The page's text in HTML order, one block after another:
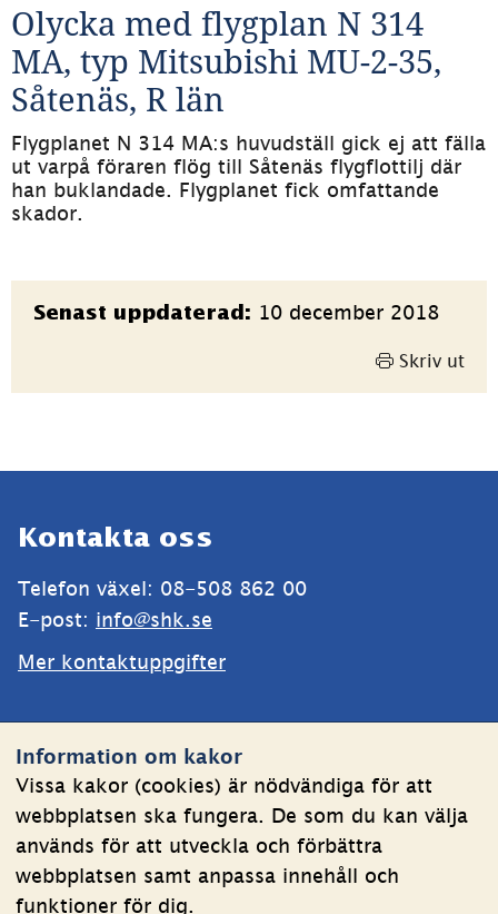
Information om kakor
Vissa kakor (cookies) är nödvändiga för att
webbplatsen ska fungera. De som du kan välja
används för att utveckla och förbättra
webbplatsen samt anpassa innehåll och
funktioner för dig.
Olycka med flygplan N 314
MA, typ Mitsubishi MU-2-35,
Såtenäs, R län
Flygplanet N 314 MA:s huvudställ gick ej att fälla
ut varpå föraren flög till Såtenäs flygflottilj där
han buklandade. Flygplanet fick omfattande
skador.
Sidinformation
Senast uppdaterad: 10 december 2018
Skriv ut
Kontakta oss
Telefon växel: 08-508 862 00
E-post: info@shk.se
Mer kontaktuppgifter
Om kakor
Behandling av personuppgifter
Tillgänglighetsredogörelse